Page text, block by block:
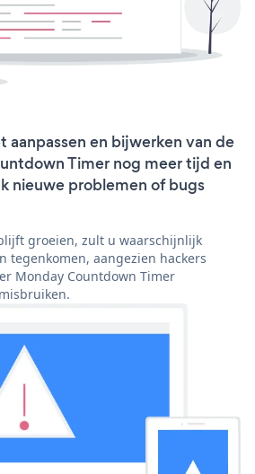
aanpassen en bijwerken van de
Timer nog meer tijd en
nieuwe problemen of bugs
groeien, zult u waarschijnlijk
tegenkomen, aangezien hackers
Monday Countdown Timer